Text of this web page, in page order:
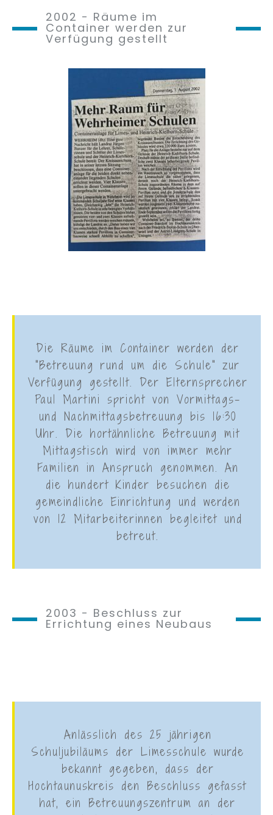
2002 - Räume im
Container werden zur
Verfügung gestellt
Die Räume im Container werden der
"Betreuung rund um die Schule" zur
Verfügung gestellt. Der Elternsprecher
Paul Martini spricht von Vormittags-
und Nachmittagsbetreuung bis 16:30
Uhr. Die hortähnliche Betreuung mit
Mittagstisch wird von immer mehr
Familien in Anspruch genommen. An
die hundert Kinder besuchen die
gemeindliche Einrichtung und werden
von 12 Mitarbeiterinnen begleitet und
betreut.
2003 - Beschluss zur
Errichtung eines Neubaus
Anlässlich des 25 jährigen
Schuljubiläums der Limesschule wurde
bekannt gegeben, dass der
Hochtaunuskreis den Beschluss gefasst
hat, ein Betreuungszentrum an der